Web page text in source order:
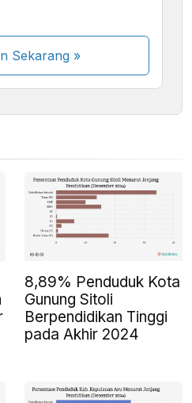
Sekarang»
8,89% Penduduk Kota
Gunung Sitoli
Berpendidikan Tinggi
pada Akhir 2024